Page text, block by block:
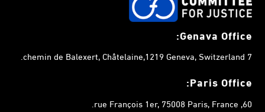
Genava Office:
7 chemin de Balexert, Châtelaine,1219 Geneva, Switzerland.
Paris Office:
60, rue François 1er, 75008 Paris, France.